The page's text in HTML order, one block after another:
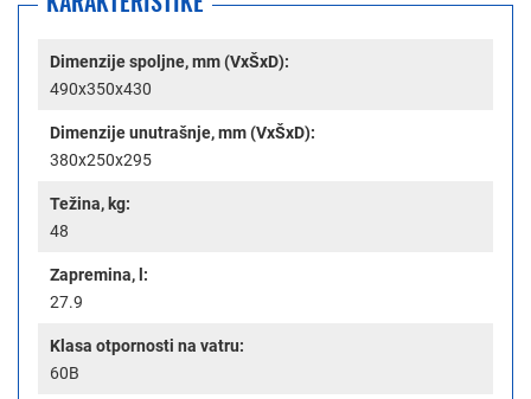
Dimenzije spoljne, mm (VxŠxD):
490x350x430
Dimenzije unutrašnje, mm (VxŠxD):
380x250x295
Težina, kg:
48
Zapremina, l:
27.9
Klasa otpornosti na vatru:
60B